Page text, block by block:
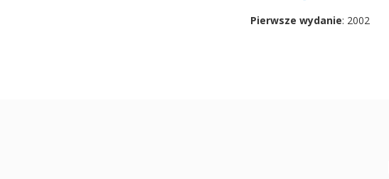
Pierwsze wydanie: 2002